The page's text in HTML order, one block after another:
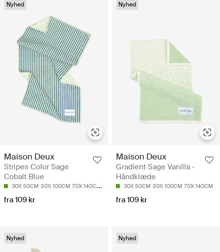
Nyhed
Maison Deux
Stripes Color Sage
Cobalt Blue
30X 50CM 50X 100CM 70X 140CM 90X 180CM
fra 109 kr
Nyhed
Maison Deux
Gradient Sage Vanilla -
Håndklæde
30X 50CM 50X 100CM 70X 140CM
fra 109 kr
Nyhed Nyhed